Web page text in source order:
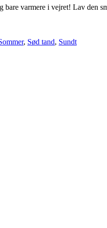
varmere i vejret! Lav den
, Sød tand, Sundt